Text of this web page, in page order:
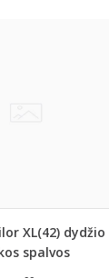
XL(42) dydžio
spalvos